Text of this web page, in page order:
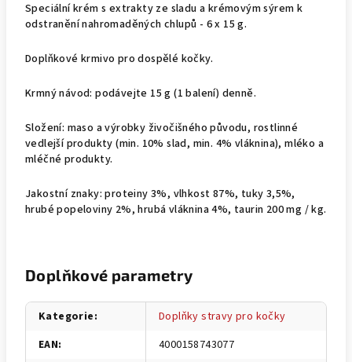
Speciální krém s extrakty ze sladu a krémovým sýrem k
odstranění nahromaděných chlupů - 6 x 15 g.
Doplňkové krmivo pro dospělé kočky.
Krmný návod: podávejte 15 g (1 balení) denně.
Složení: maso a výrobky živočišného původu, rostlinné
vedlejší produkty (min. 10% slad, min. 4% vláknina), mléko a
mléčné produkty.
Jakostní znaky: proteiny 3%, vlhkost 87%, tuky 3,5%,
hrubé popeloviny 2%, hrubá vláknina 4%, taurin 200 mg / kg.
Doplňkové parametry
Kategorie:
Doplňky stravy pro kočky
EAN:
4000158743077